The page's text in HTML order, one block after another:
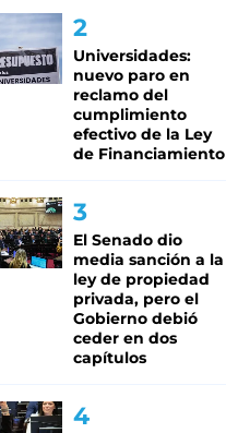
Universidades:
nuevo paro en
reclamo del
cumplimiento
efectivo de la Ley
de Financiamiento
El Senado dio
media sanción a la
ley de propiedad
privada, pero el
Gobierno debió
ceder en dos
capítulos